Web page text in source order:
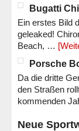
Bugatti
Ein erstes Bild
geleaked!
Beach, …
Porsche
Da die dritte
den Straßen
kommenden
Neue